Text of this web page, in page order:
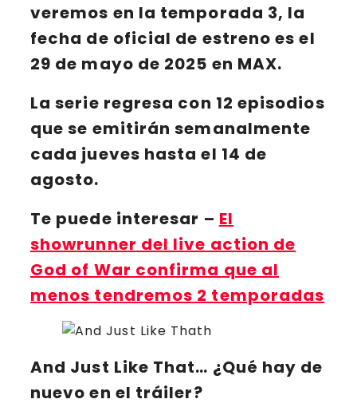
veremos en la temporada 3, la
fecha de oficial de estreno esel
29 de mayo de 2025 en MAX.
La serie regresa con 12 episodios
que se emitirán semanalmente
cada jueves hasta el 14 de
agosto.
Te puede interesar – El
showrunner del live action de
God of War confirma que al
menos tendremos 2 temporadas
And Just Like That… ¿Qué hay de
nuevo en el tráiler?